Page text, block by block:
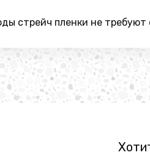
стрейч пленки не